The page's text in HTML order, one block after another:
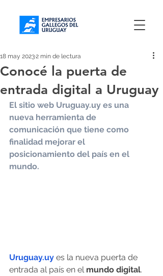
Conocé la puerta de
entrada digital a Uruguay
18 may 20232 min de lectura
El sitio web Uruguay.uy es una
nueva herramienta de
comunicación que tiene como
finalidad mejorar el
posicionamiento del país en el
mundo.
Uruguay.uy es la nueva puerta de
entrada al país en el mundo digital.